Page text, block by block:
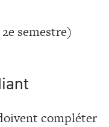
semestre)
compléter